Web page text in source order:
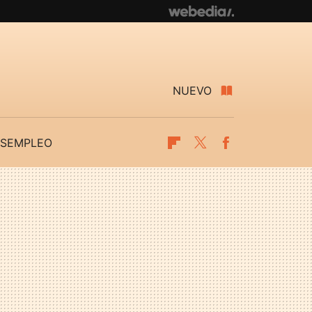
NUEVO
Flipboard
Twitter